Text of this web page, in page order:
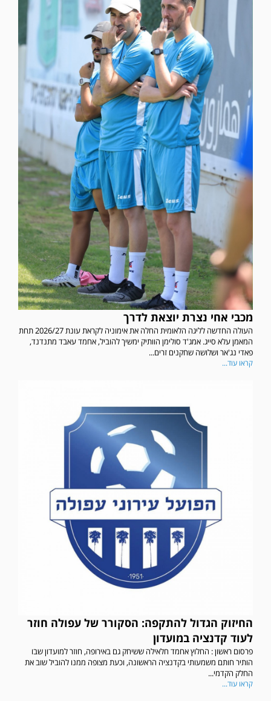
מכבי אחי נצרת יוצאת לדרך
העולה החדשה לליגה הלאומית החלה את אימוניה לקראת עונת 2026/27 תחת
המאמן עלא סייג. אמג'ד סולימן הוותיק ימשיך להוביל, אחמד עאבד מתנדנד,
פאדי נג'אר ושלושה שחקנים זרים...
קראו עוד...
החיזוק הגדול להתקפה: הסקורר של עפולה חוזר
לעוד קדנציה במועדון
פרסום ראשון : החלוץ אחמד חלאילה ששיחק גם באירופה, חוזר למועדון שבו
הותיר חותם משמעותי בקדנציה הראשונה, וכעת מצופה ממנו להוביל שוב את
החלק הקדמי...
קראו עוד...